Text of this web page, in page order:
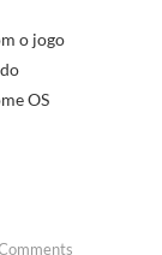
o jogo
OS